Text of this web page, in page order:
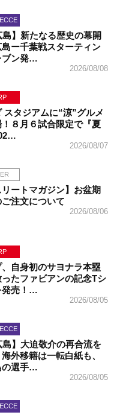
島】新たなる歴史の幕開
島ー千葉戦スターティン
ブン発…
2026/08/08
スタジアムに“涼”グルメ
８月６試合限定で『夏
2026/08/07
リートマガジン】お盆期
ご注文について
2026/08/06
、自身初のサヨナラ本塁
たファビアンの記念Tシ
発売！…
2026/08/05
島】大迫敬介の再合流を
外移籍は一転白紙も、
の選手…
2026/08/05